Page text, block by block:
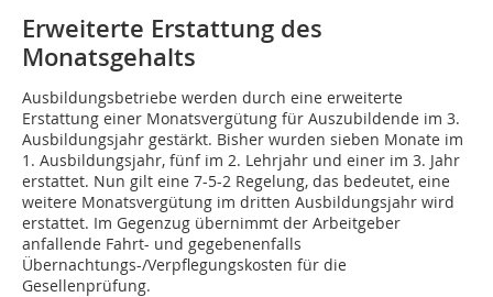
Erweiterte Erstattung des
Monatsgehalts
Ausbildungsbetriebe werden durch eine erweiterte
Erstattung einer Monatsvergütung für Auszubildende im 3.
Ausbildungsjahr gestärkt. Bisher wurden sieben Monate im
1. Ausbildungsjahr, fünf im 2. Lehrjahr und einer im 3. Jahr
erstattet. Nun gilt eine 7-5-2 Regelung, das bedeutet, eine
weitere Monatsvergütung im dritten Ausbildungsjahr wird
erstattet. Im Gegenzug übernimmt der Arbeitgeber
anfallende Fahrt- und gegebenenfalls
Übernachtungs-/Verpflegungskosten für die
Gesellenprüfung.